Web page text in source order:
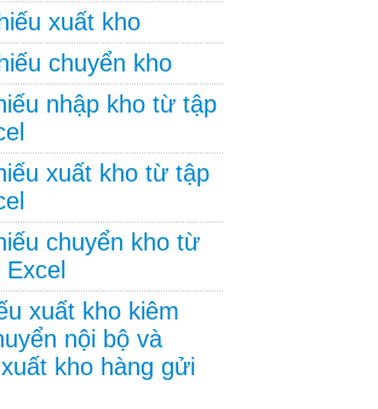
xuất kho
chuyển kho
nhập kho từ tập
xuất kho từ tập
chuyển kho từ
xuất kho kiêm
nội bộ và
kho hàng gửi